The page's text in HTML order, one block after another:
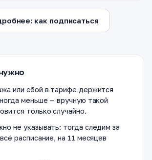
как подписаться
или сбой в тарифе держится
меньше — вручную такой
только случайно.
не указывать: тогда следим за
расписание, на 11 месяцев